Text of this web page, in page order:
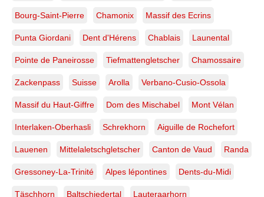
Bourg-Saint-Pierre Chamonix Massif des Ecrins
Punta Giordani Dent d'Hérens Chablais Launental
Pointe de Paneirosse Tiefmattengletscher Chamossaire
Zackenpass Suisse Arolla Verbano-Cusio-Ossola
Massif du Haut-Giffre Dom des Mischabel Mont Vélan
Interlaken-Oberhasli Schrekhorn Aiguille de Rochefort
Lauenen Mittelaletschgletscher Canton de Vaud Randa
Gressoney-La-Trinité Alpes lépontines Dents-du-Midi
Täschhorn Baltschiedertal Lauteraarhorn